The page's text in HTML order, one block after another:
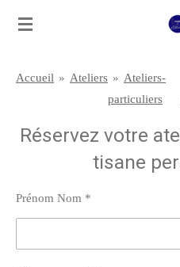
Passer
principal
Accueil » Ateliers » Ateliers-
particuliers
Réservez votre
tisane
Prénom Nom *